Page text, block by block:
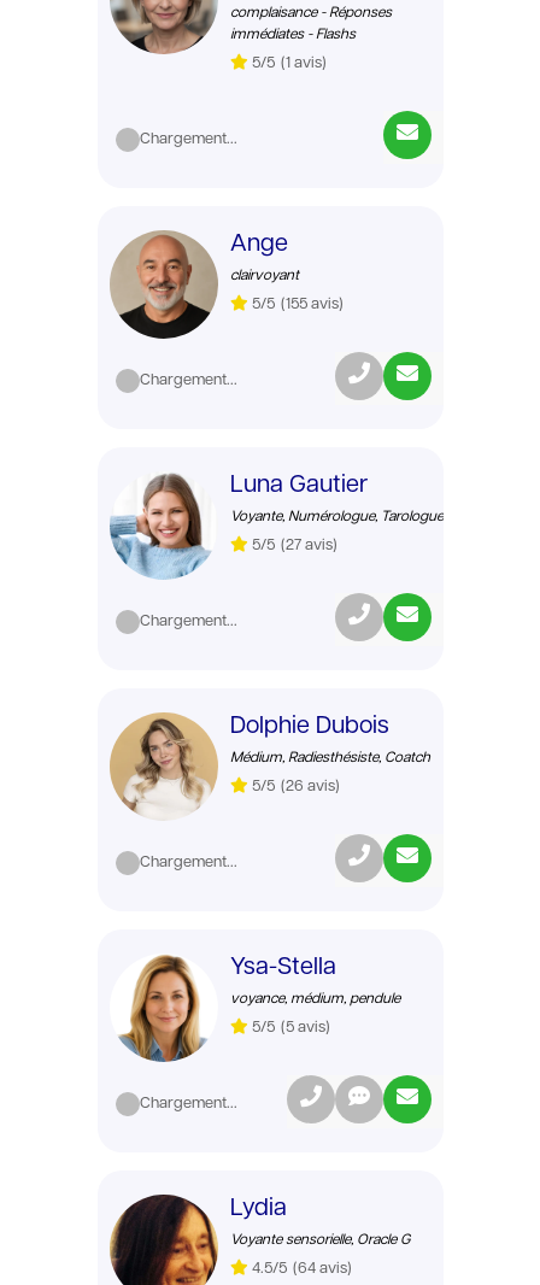
complaisance - Réponses
immédiates - Flashs
5/5 (1 avis)
Chargement...
Ange
clairvoyant
5/5 (155 avis)
Chargement...
Luna Gautier
Voyante, Numérologue, Tarologue
5/5 (27 avis)
Chargement...
Dolphie Dubois
Médium, Radiesthésiste, Coatch
5/5 (26 avis)
Chargement...
Ysa-Stella
voyance, médium, pendule
5/5 (5 avis)
Chargement...
Lydia
Voyante sensorielle, Oracle G
4.5/5 (64 avis)